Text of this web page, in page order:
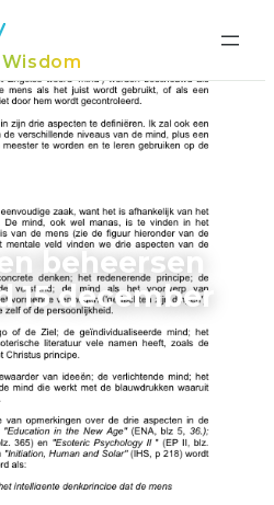
van de mind 15
beheersen
15 december